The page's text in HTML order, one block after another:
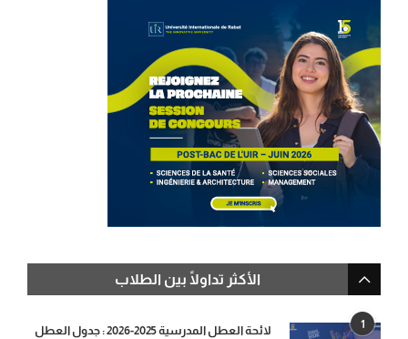
الأكثر تداولًا بين الطلاب
1
لائحة العطل المدرسية 2025-2026 : جدول العطل